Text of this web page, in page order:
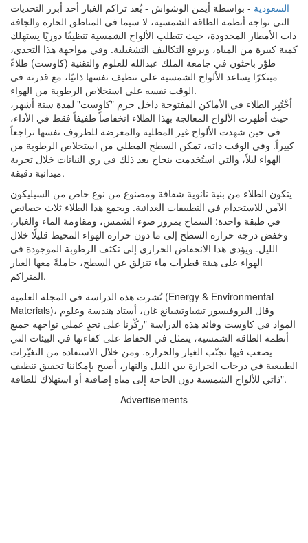
السعودية - بواسطة أيمن الوشواش - يُعد تراكم الغبار أحد أبرز التحديات
التي تواجه أنظمة الطاقة الشمسية، لا سيما في المناطق الحارة والجافة
ذات الأمطار المحدودة، حيث تتطلب الألواح الشمسية تنظيفًا دوريًا يستهلك
كمية كبيرة من المياه، ويرفع التكاليف التشغيلية. وفي مواجهة هذا التحدي،
طوّر باحثون في جامعة الملك عبدالله للعلوم والتقنية (كاوست) طلاءً
مبتكرًا يساعد الألواح الشمسية على تنظيف نفسها ذاتيًا، مع قدرته في
الوقت نفسه على استخلاص الرطوبة من الهواء.
اُخْتُبِر الطلاء في الأماكن المفتوحة داخل حرم "كاوست" لمدة ستة أشهر،
حيث أظهرت الألواح المعالجة بهذا الطلاء انخفاضاً طفيفاً فقط في الأداء،
في حين شهدت الألواح غير المطلية والمعرضة للظروف نفسها تراجعاً
كبيراً. وفي الوقت ذاته، تمكن السطح المطلي من استخلاص الرطوبة من
الهواء ليلاً، والتي استُخدمت بنجاح بعد ذلك في ري النباتات خلال تجربة
ميدانية دقيقة.
يتكون الطلاء من بنية نانوية شفافة ومصنوع من نوع خاص من السيليكون
الآمن للاستخدام في التطبيقات الغذائية. ويجمع هذا الطلاء ثلاث خصائص
في طبقة واحدة: السماح بمرور ضوء الشمس، ومقاومة الماء والغبار،
وخفض درجة حرارة السطح إلى ما دون حرارة الهواء المحيط قليلًا خلال
الليل. ويؤدي هذا الانخفاض الحراري إلى تكثف الرطوبة الموجودة في
الهواء على هيئة قطرات ماء تنزلق عن السطح، حاملةً معها الغبار
المتراكم.
نُشرت هذه الدراسة في المجلة العلمية (Energy & Environmental
Materials)، وقال البروفيسور تشياوتشيانغ غان، أستاذ هندسة وعلوم
المواد في كاوست وقائد هذه الدراسة "ركّزنا على تحدٍ عملي تواجهه جميع
أنظمة الطاقة الشمسية، يتمثل في الحفاظ على كفاءتها في البيئات التي
يصعب فيها تجنّب الغبار والحرارة. ومن خلال الاستفادة من التغيّرات
الطبيعية في درجات الحرارة بين الليل والنهار، أصبح بإمكاننا تحقيق تنظيف
ذاتي للألواح الشمسية دون الحاجة إلى مياه إضافية أو استهلاك للطاقة".
Advertisements